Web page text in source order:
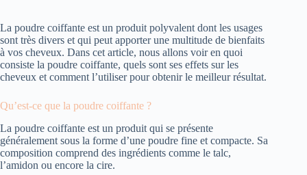
La poudre coiffante est un produit polyvalent dont les usages
sont très divers et qui peut apporter une multitude de bienfaits
à vos cheveux. Dans cet article, nous allons voir en quoi
consiste la poudre coiffante, quels sont ses effets sur les
cheveux et comment l’utiliser pour obtenir le meilleur résultat.
Qu’est-ce que la poudre coiffante ?
La poudre coiffante est un produit qui se présente
généralement sous la forme d’une poudre fine et compacte. Sa
composition comprend des ingrédients comme le talc,
l’amidon ou encore la cire.